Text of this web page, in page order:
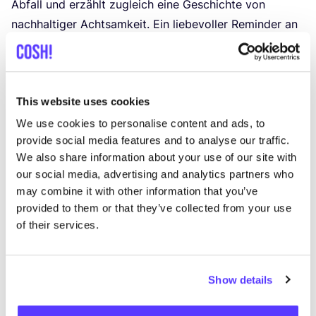
This website uses cookies
We use cookies to personalise content and ads, to
provide social media features and to analyse our traffic.
We also share information about your use of our site with
our social media, advertising and analytics partners who
may combine it with other information that you’ve
provided to them or that they’ve collected from your use
of their services.
Show details
Abfall und erzählt zugleich eine Geschich­te von
nach­hal­ti­ger Acht­sam­keit. Ein lie­be­vol­ler Remin­der an
die zeit­lo­se Magie durch­dach­ter Präsente.
Vergängliche Schönheit: Zarte, natürliche Bänder und